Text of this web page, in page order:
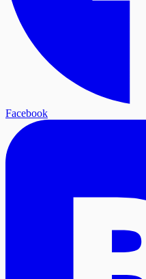
Facebook